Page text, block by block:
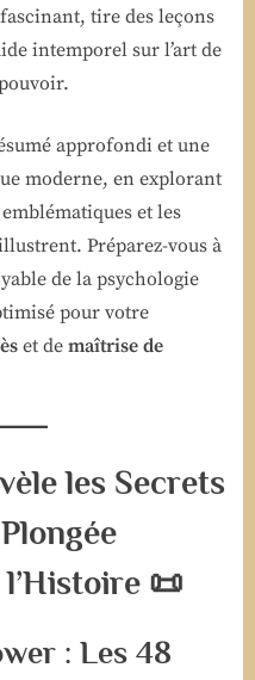
tire des leçons
intemporel sur l’art de
approfondi et une
moderne, en explorant
et les
Préparez-vous à
de la psychologie
pour votre
et de maîtrise de
les Secrets
📜
: Les 48